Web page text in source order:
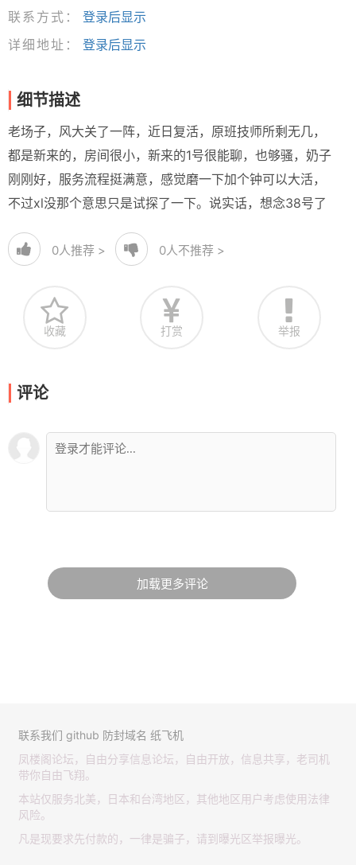
联系方式：
登录后显示
详细地址：
登录后显示
细节描述
老场子，风大关了一阵，近日复活，原班技师所剩无几，
都是新来的，房间很小，新来的1号很能聊，也够骚，奶子
刚刚好，服务流程挺满意，感觉磨一下加个钟可以大活，
不过xl没那个意思只是试探了一下。说实话，想念38号了
0人推荐 > 0人不推荐 >
收藏 打赏 举报
评论
加载更多评论
联系我们 github 防封域名 纸飞机
凤楼阁论坛，自由分享信息论坛，自由开放，信息共享，老司机
带你自由飞翔。
本站仅服务北美，日本和台湾地区，其他地区用户考虑使用法律
风险。
凡是现要求先付款的，一律是骗子，请到曝光区举报曝光。